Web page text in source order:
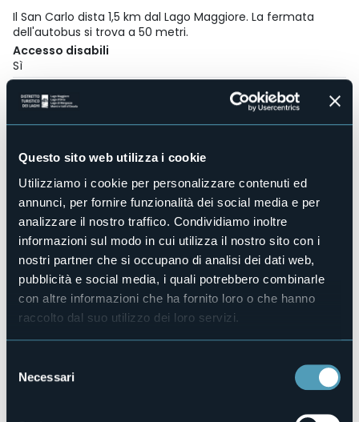
Questo sito web utilizza i cookie
Utilizziamo i cookie per personalizzare contenuti ed
annunci, per fornire funzionalità dei social media e per
analizzare il nostro traffico. Condividiamo inoltre
informazioni sul modo in cui utilizza il nostro sito con i
nostri partner che si occupano di analisi dei dati web,
pubblicità e social media, i quali potrebbero combinarle
con altre informazioni che ha fornito loro o che hanno
raccolto dal suo utilizzo dei loro servizi.
delNecessari
Il San Carlo dista 1,5 km dal Lago Maggiore. La fermata
dell'autobus si trova a 50 metri.
Accesso disabili
Sì
No
Sala congressi
Piscina
No
Animali ammessi
Sì
Camere
13
Posti letto
E-mail